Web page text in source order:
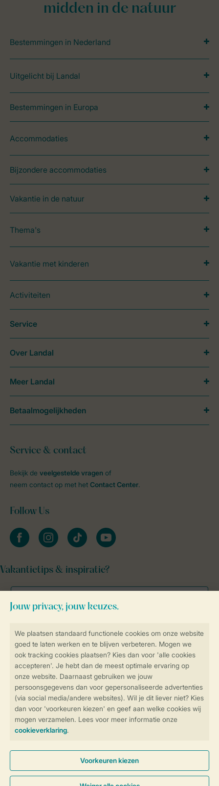
Controle over jouw gegevens &
Instellingen wijzigen
Veilig en snel online boeken
Veilige gegevensoverdracht
Veilige betaling
midden in de natuur
Bestemmingen in Nederland
Uitgelicht bij Landal
Bestemmingen in Europa
Accommodaties
Bijzondere accommodaties
Vakantie in de natuur
Thema's
Vakantie met kinderen
Activiteiten
Service & contact
Bekijk de veelgestelde vragen of
neem contact op met het Contact Center.
Follow Us
facebookinstagramtiktok youtube
Vakantietips & inspiratie?
Service
Over Landal
Meer Landal
Betaalmogelijkheden